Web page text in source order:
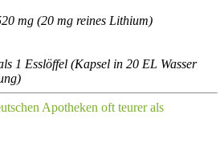
mg (20 mg reines Lithium)
1 Esslöffel (Kapsel in 20 EL Wasser
Apotheken oft teurer als